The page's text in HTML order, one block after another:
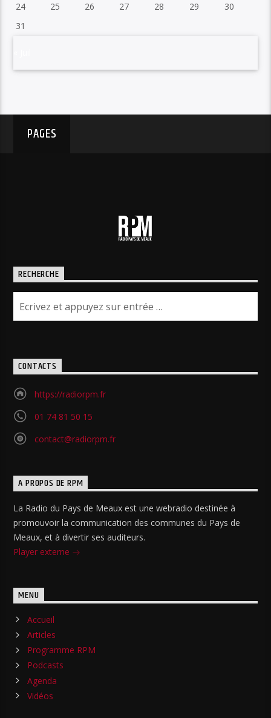
24
25 26 27 28 29
30
31
PAGES
RECHERCHE
CONTACTS
https://radiorpm.fr
01 74 81 50 15
contact@radiorpm.fr
A PROPOS DE RPM
La Radio du Pays de Meaux est une webradio destinée à
promouvoir la communication des communes du Pays de
Meaux, et à divertir ses auditeurs.
Player externe
MENU
Accueil
Articles
Programme RPM
Podcasts
Agenda
Vidéos